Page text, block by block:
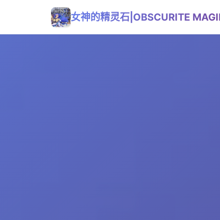
女神的精灵石|OBSCURITE